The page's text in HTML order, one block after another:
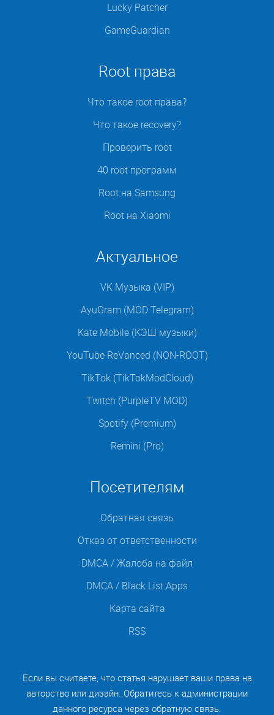
Lucky Patcher
GameGuardian
Root права
Что такое root права?
Что такое recovery?
Проверить root
40 root программ
Root на Samsung
Root на Xiaomi
Актуальное
VK Музыка (VIP)
AyuGram (MOD Telegram)
Kate Mobile (КЭШ музыки)
YouTube ReVanced (NON-ROOT)
TikTok (TikTokModCloud)
Twitch (PurpleTV MOD)
Spotify (Premium)
Remini (Pro)
Посетителям
Обратная связь
Отказ от ответственности
DMCA / Жалоба на файл
DMCA / Black List Apps
Карта сайта
RSS
Если вы считаете, что статья нарушает ваши права на
авторство или дизайн. Обратитесь к администрации
данного ресурса через обратную связь.